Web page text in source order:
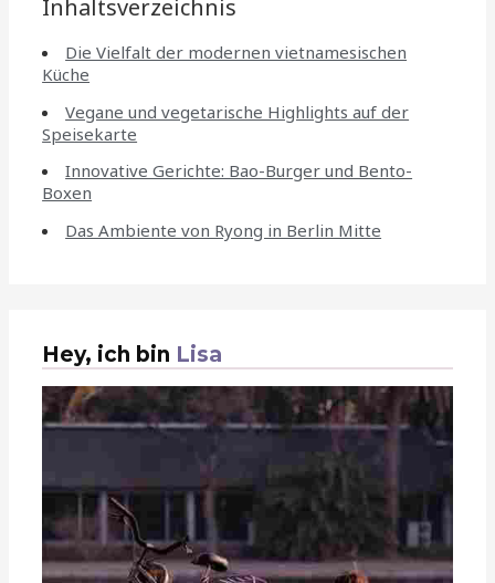
Inhaltsverzeichnis
Die Vielfalt der modernen vietnamesischen
Küche
Vegane und vegetarische Highlights auf der
Speisekarte
Innovative Gerichte: Bao-Burger und Bento-
Boxen
Das Ambiente von Ryong in Berlin Mitte
Hey, ich bin Lisa